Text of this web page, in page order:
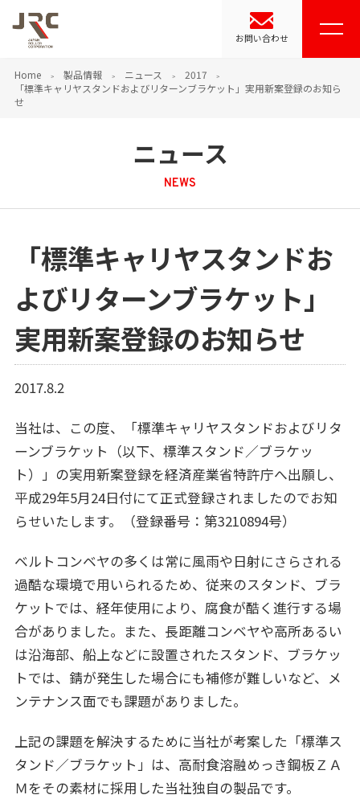
お問い合わせ
Home 製品情報 ニュース
2017
「標準キャリヤスタンドおよびリターンブラケット」実用新案登録のお知ら
せ
ニュース
NEWS
「標準キャリヤスタンドお
よびリターンブラケット」
実用新案登録のお知らせ
2017.8.2
当社は、この度、「標準キャリヤスタンドおよびリタ
ーンブラケット（以下、標準スタンド／ブラケッ
ト）」の実用新案登録を経済産業省特許庁へ出願し、
平成29年5月24日付にて正式登録されましたのでお知
らせいたします。（登録番号：第3210894号）
ベルトコンベヤの多くは常に風雨や日射にさらされる
過酷な環境で用いられるため、従来のスタンド、ブラ
ケットでは、経年使用により、腐食が酷く進行する場
合がありました。また、長距離コンベヤや高所あるい
は沿海部、船上などに設置されたスタンド、ブラケッ
トでは、錆が発生した場合にも補修が難しいなど、メ
ンテナンス面でも課題がありました。
上記の課題を解決するために当社が考案した「標準ス
タンド／ブラケット」は、高耐食溶融めっき鋼板ＺＡ
Ｍをその素材に採用した当社独自の製品です。